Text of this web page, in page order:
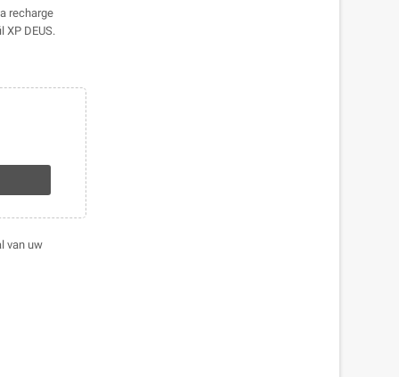
recharge
DEUS.
van uw